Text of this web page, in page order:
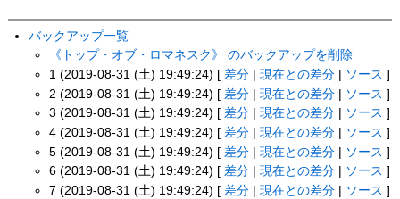
バックアップ一覧
《トップ・オブ・ロマネスク》 のバックアップを削除
1 (2019-08-31 (土) 19:49:24) [ 差分 |現在との差分 ソース ]
2 (2019-08-31 (土) 19:49:24) [ 差分 |現在との差分 ソース ]
3 (2019-08-31 (土) 19:49:24) [ 差分 |現在との差分 ソース ]
4 (2019-08-31 (土) 19:49:24) [ 差分 |現在との差分 ソース ]
5 (2019-08-31 (土) 19:49:24) [ 差分 |現在との差分 ソース ]
6 (2019-08-31 (土) 19:49:24) [ 差分 |現在との差分 ソース ]
7 (2019-08-31 (土) 19:49:24) [ 差分 |現在との差分 ソース ]